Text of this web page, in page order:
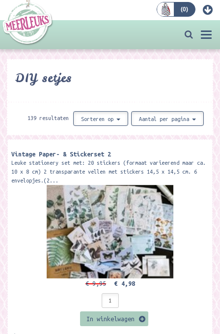
(0)
DIY setjes
139 resultaten Sorteren op Aantal per pagina
Vintage Paper- & Stickerset 2
Leuke stationery set met: 20 stickers (formaat varieerend maar ca.
10 x 8 cm) 2 transparante vellen met stickers 14,5 x 14,5 cm. 6
envelopjes.(2...
€ 9,95 € 4,98
In winkelwagen